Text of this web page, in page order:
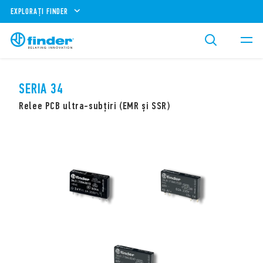
EXPLORAȚI FINDER
SERIA 34
Relee PCB ultra-subțiri (EMR și SSR)